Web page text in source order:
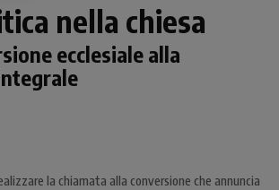
nella chiesa
ecclesiale alla
la chiamata alla conversione che annuncia